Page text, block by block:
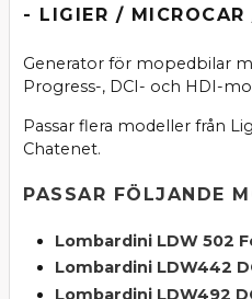
- LIGIER / MICROCAR
Generator för mopedbilar
Progress-, DCI- och HDI-
Passar flera modeller från
Chatenet.
PASSAR FÖLJANDE
Lombardini LDW 502
Lombardini LDW442
Lombardini LDW492